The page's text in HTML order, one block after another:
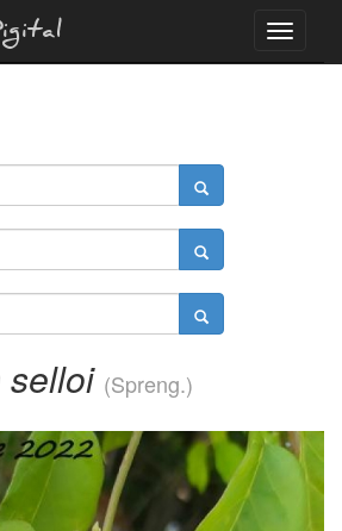
Menu
selloi (Spreng.)